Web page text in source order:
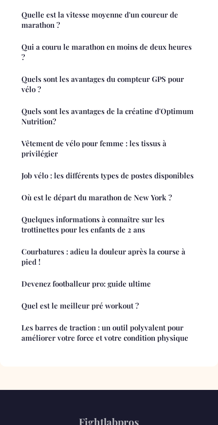
Quelle est la vitesse moyenne d'un coureur de
marathon ?
Qui a couru le marathon en moins de deux heures
?
Quels sont les avantages du compteur GPS pour
vélo ?
Quels sont les avantages de la créatine d'Optimum
Nutrition?
Vêtement de vélo pour femme : les tissus à
privilégier
Job vélo : les différents types de postes disponibles
Où est le départ du marathon de New York ?
Quelques informations à connaître sur les
trottinettes pour les enfants de 2 ans
Courbatures : adieu la douleur après la course à
pied !
Devenez footballeur pro: guide ultime
Quel est le meilleur pré workout ?
Les barres de traction : un outil polyvalent pour
améliorer votre force et votre condition physique
Fightlabpros